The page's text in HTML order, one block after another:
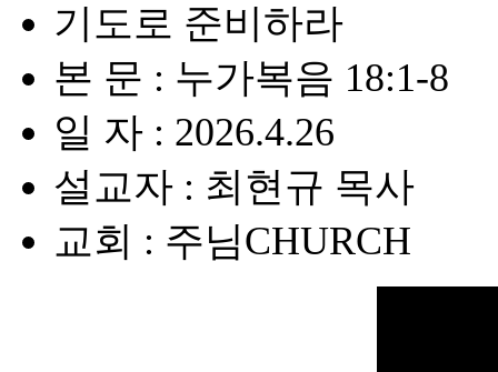
기도로 준비하라
본 문 : 누가복음 18:1-8
일 자 : 2026.4.26
설교자 : 최현규 목사
교회 : 주님CHURCH